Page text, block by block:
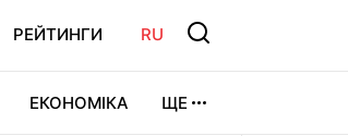
РЕЙТИНГИ RU
ЕКОНОМІКА ЩЕ